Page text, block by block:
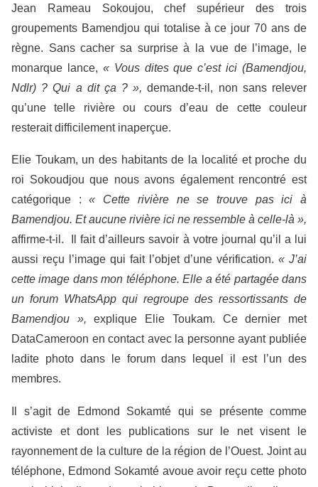
Jean Rameau Sokoujou, chef supérieur des trois
groupements Bamendjou qui totalise à ce jour 70 ans de
règne. Sans cacher sa surprise à la vue de l’image, le
monarque lance, « Vous dites que c’est ici (Bamendjou,
Ndlr) ? Qui a dit ça ? »,demande-t-il, non sans relever
qu’une telle rivière ou cours d’eau de cette couleur
resterait difficilement inaperçue.
Elie Toukam, un des habitants de la localité et proche du
roi Sokoudjou que nous avons également rencontré est
catégorique :« Cette rivière ne se trouve pas ici à
Bamendjou. Et aucune rivière ici ne ressemble à celle-là »,
affirme-t-il. Il fait d’ailleurs savoir à votre journal qu’il a lui
aussi reçu l’image qui fait l’objet d’une vérification. « J’ai
cette image dans mon téléphone. Elle a été partagée dans
un forum WhatsApp qui regroupe des ressortissants de
Bamendjou », explique Elie Toukam. Ce dernier met
DataCameroon en contact avec la personne ayant publiée
ladite photo dans le forum dans lequel il est l’un des
membres.
Il s’agit de Edmond Sokamté qui se présente comme
activiste et dont les publications sur le net visent le
rayonnement de la culture de la région de l’Ouest. Joint au
téléphone, Edmond Sokamté avoue avoir reçu cette photo